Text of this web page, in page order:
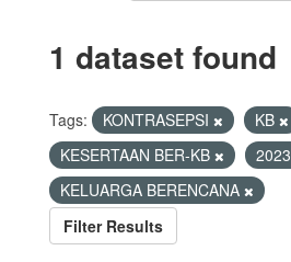
1 dataset found
Tags: KONTRASEPSI KB
KESERTAAN BER-KB
2023
KELUARGA BERENCANA
Filter Results